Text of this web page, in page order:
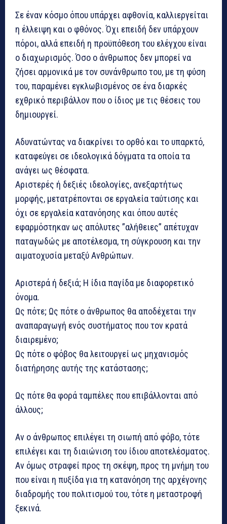
Σε έναν κόσμο όπου υπάρχει αφθονία, καλλιεργείται
η έλλειψη και ο φθόνος. Όχι επειδή δεν υπάρχουν
πόροι, αλλά επειδή η προϋπόθεση του ελέγχου είναι
ο διαχωρισμός. Όσο ο άνθρωπος δεν μπορεί να
ζήσει αρμονικά με τον συνάνθρωπο του, με τη φύση
του, παραμένει εγκλωβισμένος σε ένα διαρκές
εχθρικό περιβάλλον που ο ίδιος με τις θέσεις του
δημιουργεί.
Αδυνατώντας να διακρίνει το ορθό και το υπαρκτό,
καταφεύγει σε ιδεολογικά δόγματα τα οποία τα
ανάγει ως θέσφατα.
Αριστερές ή δεξιές ιδεολογίες, ανεξαρτήτως
μορφής, μετατρέπονται σε εργαλεία ταύτισης και
όχι σε εργαλεία κατανόησης και όπου αυτές
εφαρμόστηκαν ως απόλυτες ”αλήθειες” απέτυχαν
παταγωδώς με αποτέλεσμα, τη σύγκρουση και την
αιματοχυσία μεταξύ Ανθρώπων.
Αριστερά ή δεξιά; Η ίδια παγίδα με διαφορετικό
όνομα.
Ως πότε; Ως πότε ο άνθρωπος θα αποδέχεται την
αναπαραγωγή ενός συστήματος που τον κρατά
διαιρεμένο;
Ως πότε ο φόβος θα λειτουργεί ως μηχανισμός
διατήρησης αυτής της κατάστασης;
Ως πότε θα φορά ταμπέλες που επιβάλλονται από
άλλους;
Αν ο άνθρωπος επιλέγει τη σιωπή από φόβο, τότε
επιλέγει και τη διαιώνιση του ίδιου αποτελέσματος.
Αν όμως στραφεί προς τη σκέψη, προς τη μνήμη του
που είναι η πυξίδα για τη κατανόηση της αρχέγονης
διαδρομής του πολιτισμού του, τότε η μεταστροφή
ξεκινά.